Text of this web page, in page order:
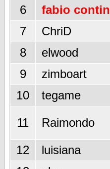
6
fabio contin
7
ChriD
8
elwood
9
zimboart
10
tegame
11 Raimondo
12
luisiana